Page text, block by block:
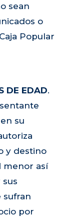
sean
o
Popular
DE EDAD.
su
y destino
menor así
sufran
por